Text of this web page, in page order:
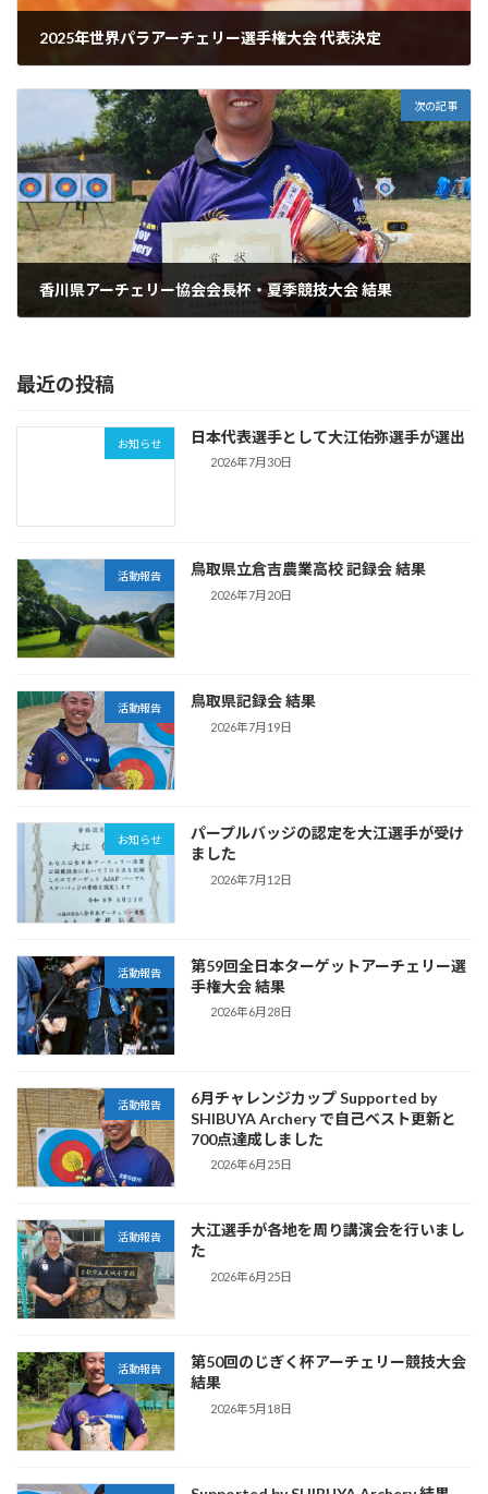
2025年世界パラアーチェリー選手権大会 代表決定
次の記事
香川県アーチェリー協会会長杯・夏季競技大会 結果
最近の投稿
お知らせ 日本代表選手として大江佑弥選手が選出
2026年7月30日
活動報告 鳥取県立倉吉農業高校 記録会 結果
2026年7月20日
活動報告 鳥取県記録会 結果
2026年7月19日
お知らせ
パープルバッジの認定を大江選手が受け
ました
2026年7月12日
活動報告
第59回全日本ターゲットアーチェリー選
手権大会 結果
2026年6月28日
活動報告
6月チャレンジカップ Supported by
SHIBUYA Archery で自己ベスト更新と
700点達成しました
2026年6月25日
活動報告
大江選手が各地を周り講演会を行いまし
た
2026年6月25日
活動報告
第50回のじぎく杯アーチェリー競技大会
結果
2026年5月18日